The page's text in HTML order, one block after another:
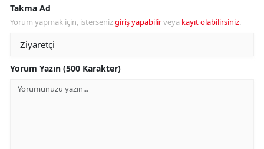
Takma Ad
Yorum yapmak için, istersenizgiriş yapabilirveya kayıt olabilirsiniz.
Yorum Yazın (500 Karakter)